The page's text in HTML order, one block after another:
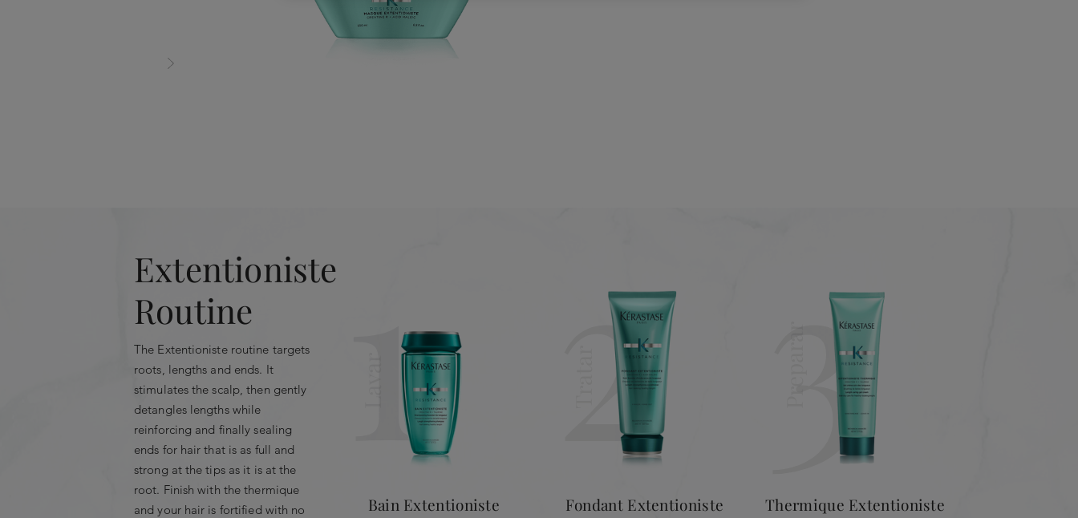
Extentioniste
Routine
The Extentioniste routine targets
roots, lengths and ends. It
stimulates the scalp, then gently
detangles lengths while
reinforcing and finally sealing
ends for hair that is as full and
strong at the tips as it is at the
root. Finish with the thermique
and your hair is fortified with no
1
Bain Extentioniste
2
Fondant Extentioniste
3
Thermique Extentioniste